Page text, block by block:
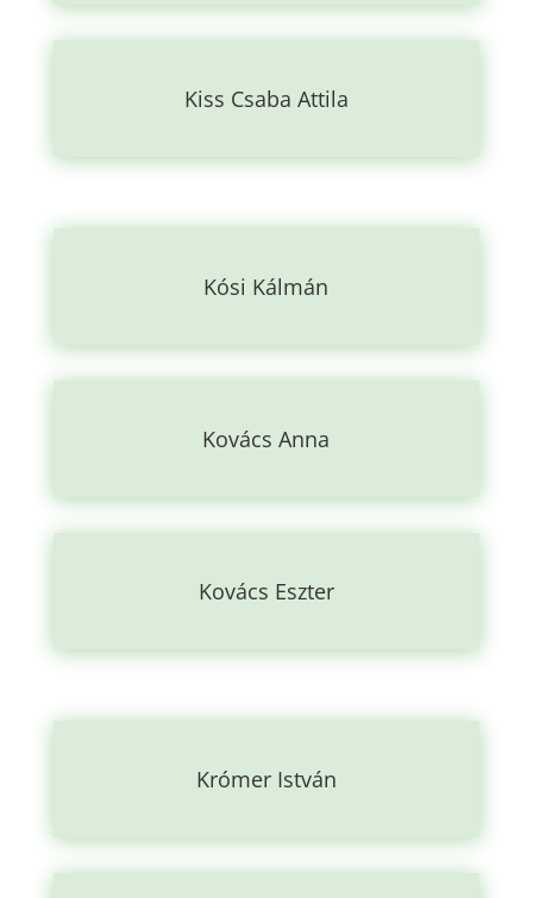
Kiss Csaba Attila
Kósi Kálmán
Kovács Anna
Kovács Eszter
Krómer István